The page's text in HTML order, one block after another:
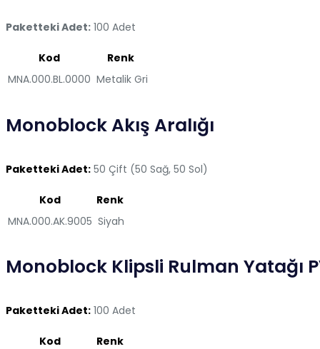
Paketteki Adet: 100 Adet
Kod
Renk
MNA.000.BL.0000 Metalik Gri
Monoblock Akış Aralığı
Paketteki Adet: 50 Çift (50 Sağ, 50 Sol)
Kod
Renk
MNA.000.AK.9005 Siyah
Monoblock Klipsli Rulman Yatağı
Paketteki Adet: 100 Adet
Kod Renk